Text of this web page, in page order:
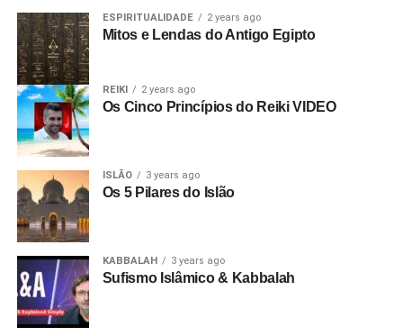
ESPIRITUALIDADE 2 years ago
Mitos e Lendas do Antigo Egipto
REIKI 2 years ago
Os Cinco Princípios do Reiki VIDEO
ISLÃO 3 years ago
Os 5 Pilares do Islão
KABBALAH 3 years ago
Sufismo Islâmico & Kabbalah